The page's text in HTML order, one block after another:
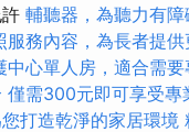
輔聽器，為聽力有
服務內容，為長者提
中心單人房，適合需
僅需300元即可享受專
打造乾淨的家居環境